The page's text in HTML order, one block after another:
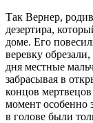
Так Вернер,
дезертира,
доме. Его
веревку
дня местные
забрасывая в
концов
момент особенно
в голове были